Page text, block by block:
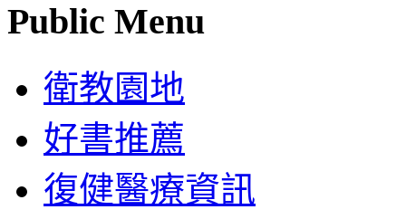
Public Menu
衛教園地
好書推薦
復健醫療資訊